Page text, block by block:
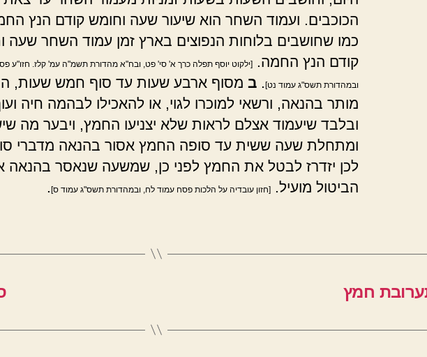
הכוכבים. ועמוד השחר הוא שיעור שעה וחומש קודם הנץ
כמו שחושבים בלוחות הנפוצים בארץ זמן עמוד השחר שעה
קודם הנץ החמה.
[ילקוט יוסף תפלה כרך א' סי' פט, ובח"א מהדורת תשמ"ה עמ' קלז. חזו"ע
ובמהדורת תשס"ג עמוד נט] ב מסוף ארבע שעות עד סוף חמש שעות,
מותר בהנאה, ורשאי למוכרו לגוי, או להאכילו לבהמה חיה
ובלבד שיעמוד אצלם לראות שלא יצניעו החמץ, ויבער מה
ומתחלת שעה ששית עד סופה החמץ אסור בהנאה מדברי
לכן יזדרז לבטל את החמץ לפני כן, שמשעה שנאסר בהנאה
הביטול מועיל.
[חזון עובדיה על הלכות פסח עמוד לח, ובמהדורת תשס"ג עמוד ס]
חמץ